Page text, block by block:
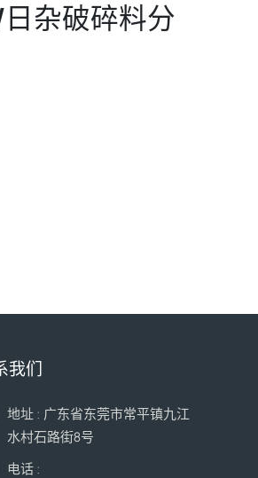
杂破碎料分
我们
地址 : 广东省东莞市常平镇九江
水村石路街8号
电话 :